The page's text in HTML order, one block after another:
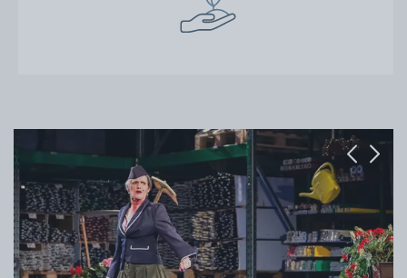
Previous
Next